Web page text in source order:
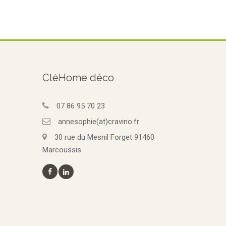
CléHome déco
07 86 95 70 23
annesophie(at)cravino.fr
30 rue du Mesnil Forget 91460
Marcoussis